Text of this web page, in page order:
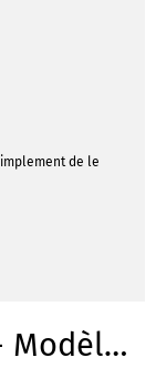
de le
Cartes Save-the-Date - Modèles pour les occasions